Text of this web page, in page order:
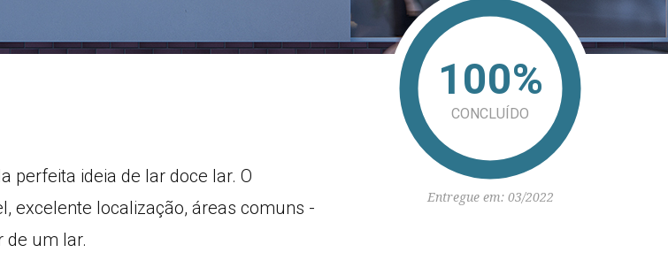
100%
CONCLUÍDO
Entregue em: 03/2022
perfeita ideia de lar doce lar. O
excelente localização, áreas comuns -
de um lar.